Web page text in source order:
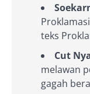
teks
Cut
melawan
gagah